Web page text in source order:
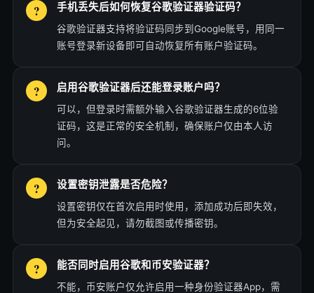
手机丢失后如何恢复谷歌验证器验证码？
谷歌验证器支持将验证码同步到Google账号，用同一
账号登录新设备即可自动恢复所有账户验证码。
启用谷歌验证器后还能登录账户吗？
可以，但登录时需额外输入谷歌验证器生成的6位验
证码，这是正常的安全机制，确保账户仅由本人访
问。
设置密钥泄露是否危险？
设置密钥仅在首次启用时使用，添加成功后即失效，
但为安全起见，请勿截图或传播密钥。
能否同时启用谷歌和币安验证器？
不能，币安账户仅允许启用一种身份验证器App，需